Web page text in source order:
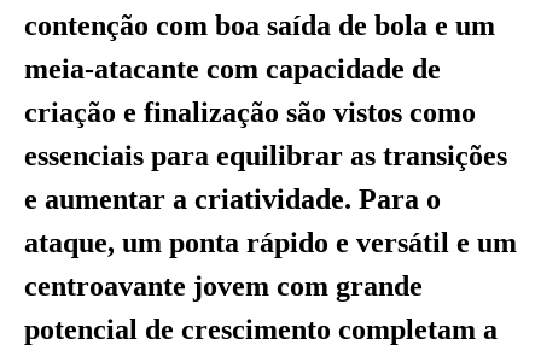
contenção com boa saída de bola e um
meia-atacante com capacidade de
criação e finalização são vistos como
essenciais para equilibrar as transições
e aumentar a criatividade. Para o
ataque, um ponta rápido e versátil e um
centroavante jovem com grande
potencial de crescimento completam a